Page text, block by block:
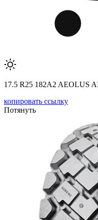
17.5 R25 182A2 AEOLUS
копировать ссылку
Потянуть